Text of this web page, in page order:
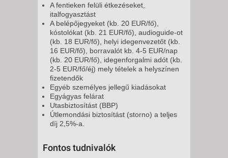
A fentieken felüli étkezéseket,
italfogyasztást
A belépőjegyeket (kb. 20 EUR/fő),
kóstolókat (kb. 21 EUR/fő), audioguide-ot
(kb. 18 EUR/fő), helyi idegenvezetőt (kb.
16 EUR/fő), borravalót kb. 4-5 EUR/nap
(kb. 20 EUR/fő), idegenforgalmi adót (kb.
2-5 EUR/fő/éj) mely tételek a helyszínen
fizetendők
Egyéb személyes jellegű kiadásokat
Egyágyas felárat
Utasbiztosítást (BBP)
Útlemondási biztosítást (storno) a teljes
díj 2,5%-a.
Fontos tudnivalók